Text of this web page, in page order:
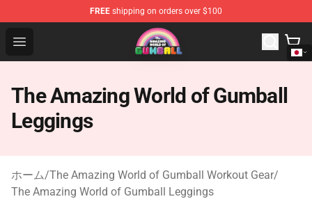
FREE shipping on orders over $100
Open menu
The Amazing World of Gumball Store - Official The
The Amazing World of Gumball
Leggings
ホーム/The Amazing World of Gumball Workout Gear/
The Amazing World of Gumball Leggings